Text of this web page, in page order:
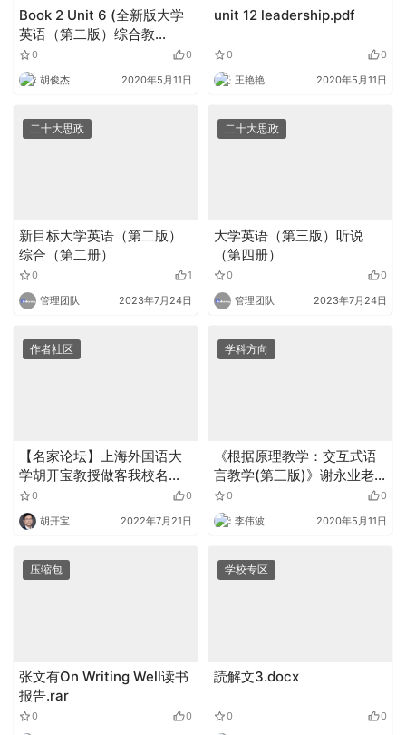
Book 2 Unit 6 (全新版大学
英语（第二版）综合教
程).zip
0 0
胡俊杰 2020年5月11日
unit 12 leadership.pdf
0 0
王艳艳 2020年5月11日
二十大思政
新目标大学英语（第二版）
综合（第二册）
0 1
管理团队 2023年7月24日
二十大思政
大学英语（第三版）听说
（第四册）
0 0
管理团队 2023年7月24日
作者社区
【名家论坛】上海外国语大
学胡开宝教授做客我校名家
论坛，谈新技术视域下翻译
研究的发展：现状、问题与
未来
0 0
胡开宝 2022年7月21日
学科方向
《根据原理教学：交互式语
言教学(第三版)》谢永业老
师读书报告.pptx
0 0
李伟波 2020年5月11日
压缩包
张文有On Writing Well读书
报告.rar
0 0
学校专区
読解文3.docx
0 0